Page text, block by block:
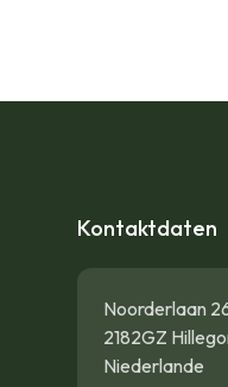
Kontaktdaten
Noorderlaan
2182GZ
Niederlande